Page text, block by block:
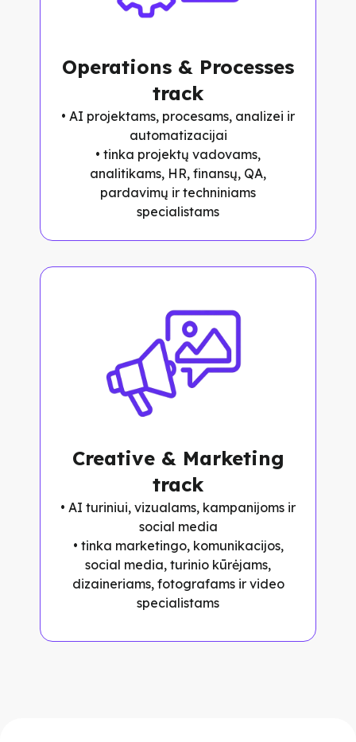
Operations & Processes
track
• AI projektams, procesams, analizei ir
automatizacijai
• tinka projektų vadovams,
analitikams, HR, finansų, QA,
pardavimų ir techniniams
specialistams
Creative & Marketing
track
• AI turiniui, vizualams, kampanijoms ir
social media
• tinka marketingo, komunikacijos,
social media, turinio kūrėjams,
dizaineriams, fotografams ir video
specialistams